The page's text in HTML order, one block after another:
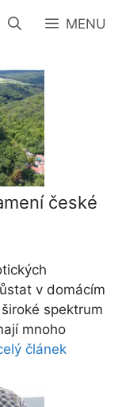
MENU
české
v domácím
spektrum
mnoho
článek